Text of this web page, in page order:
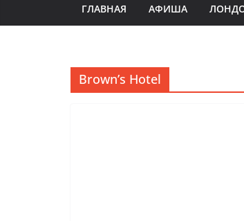
ГЛАВНАЯ АФИША
Brown’s Hotel